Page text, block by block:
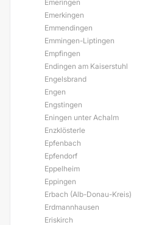
Emeringen
Emerkingen
Emmendingen
Emmingen-Liptingen
Empfingen
Endingen am Kaiserstuhl
Engelsbrand
Engen
Engstingen
Eningen unter Achalm
Enzklösterle
Epfenbach
Epfendorf
Eppelheim
Eppingen
Erbach (Alb-Donau-Kreis)
Erdmannhausen
Eriskirch